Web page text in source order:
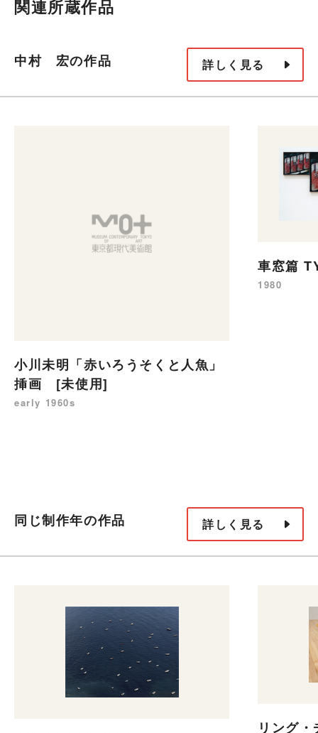
関連所蔵作品
中村 宏の作品 詳しく見る
小川未明「赤いろうそくと人魚」
挿画 [未使用]
early 1960s
車窓篇
1980
同じ制作年の作品 詳しく見る
リング